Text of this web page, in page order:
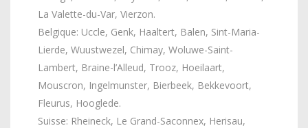
La Valette-du-Var, Vierzon.
Belgique: Uccle, Genk, Haaltert, Balen, Sint-Maria-
Lierde, Wuustwezel, Chimay, Woluwe-Saint-
Lambert, Braine-l’Alleud, Trooz, Hoeilaart,
Mouscron, Ingelmunster, Bierbeek, Bekkevoort,
Fleurus, Hooglede.
Suisse: Rheineck, Le Grand-Saconnex, Herisau,